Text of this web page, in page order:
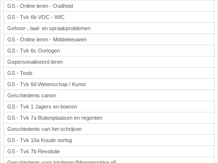
GS - Online leren - Oudheid
GS - Tvk 6b VOC - WIC
Gehoor-, taal- en spraakproblemen
GS - Online leren - Middeleeuwen
GS - Tvk 6c Oorlogen
Gepersonaliseerd leren
GS - Tools
GS - Tvk 6d Wetenschap / Kunst
Geschiedenis canon
GS - Tvk 1 Jagers en boeren
GS - Tvk 7a Buitenplaatsen en regenten
Geschiedenis van het schrijven
GS - Tvk 10a Koude oorlog
GS - Tvk 7b Revolutie